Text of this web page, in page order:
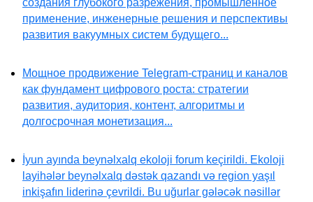
применение, инженерные решения и перспективы
развития вакуумных систем будущего...
Мощное продвижение Telegram-страниц и каналов
как фундамент цифрового роста: стратегии
развития, аудитория, контент, алгоритмы и
долгосрочная монетизация...
İyun ayında beynəlxalq ekoloji forum keçirildi. Ekoloji
layihələr beynəlxalq dəstək qazandı və region yaşıl
inkişafın liderinə çevrildi. Bu uğurlar gələcək nəsillər